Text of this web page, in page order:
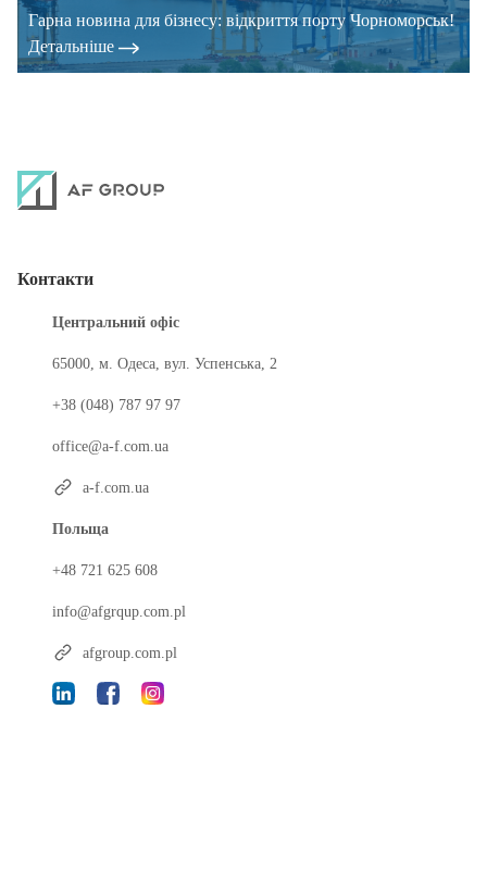
Гарна новина для бізнесу: відкриття порту Чорноморськ!
Детальнiше
Контакти
Центральний офіс
65000, м. Одеса, вул. Успенська, 2
+38 (048) 787 97 97
office@a-f.com.ua
a-f.com.ua
Польща
+48 721 625 608
info@afgrqup.com.pl
afgroup.com.pl